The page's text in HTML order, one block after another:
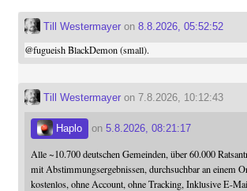
Till Westermayeron 8.8.2026, 05:52:52
@fugueishBlackDemon (small).
Till Westermayeron 7.8.2026, 10:12:43
Haplo on 5.8.2026, 08:21:17
Alle ~10.700 deutschen Gemeinden, über 60.000
mit Abstimmungsergebnissen, durchsuchbar an einem
kostenlos, ohne Account, ohne Tracking, Inklusive E-